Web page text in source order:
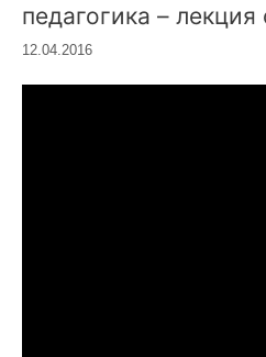
педагогика –
12.04.2016